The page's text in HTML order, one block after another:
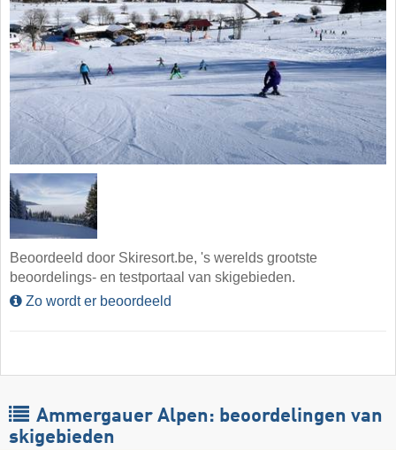
Beoordeeld door Skiresort.be, 's werelds grootste
beoordelings- en testportaal van skigebieden.
Zo wordt er beoordeeld
Ammergauer Alpen: beoordelingen van
skigebieden